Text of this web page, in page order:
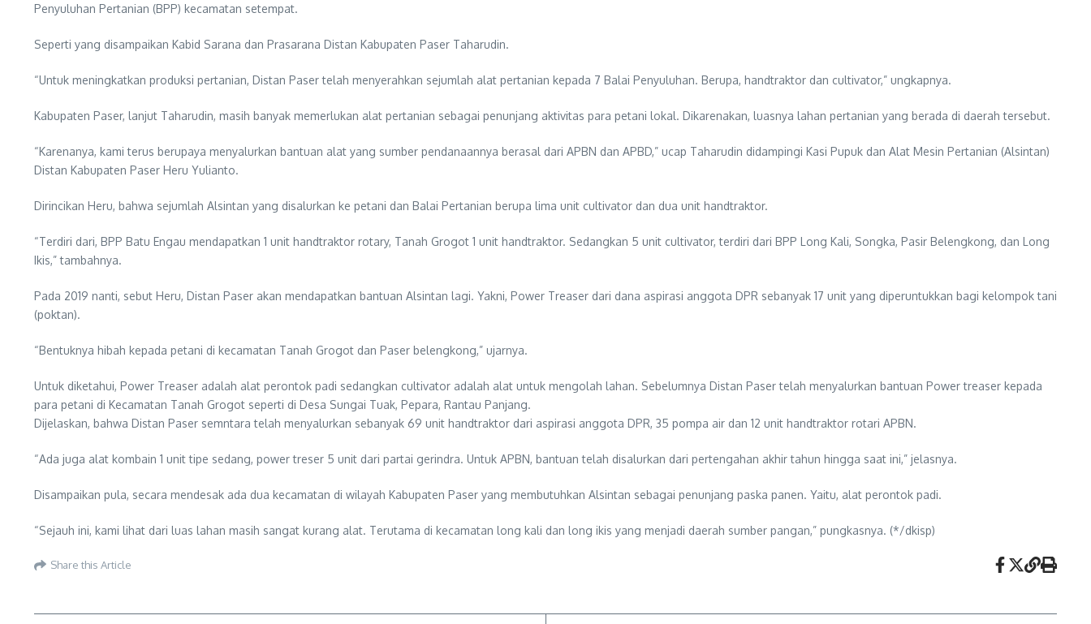
Penyuluhan Pertanian (BPP) kecamatan setempat.
Seperti yang disampaikan Kabid Sarana dan Prasarana Distan Kabupaten Paser Taharudin.
“Untuk meningkatkan produksi pertanian, Distan Paser telah menyerahkan sejumlah alat pertanian kepada 7 Balai Penyuluhan. Berupa, handtraktor dan cultivator,” ungkapnya.
Kabupaten Paser, lanjut Taharudin, masih banyak memerlukan alat pertanian sebagai penunjang aktivitas para petani lokal. Dikarenakan, luasnya lahan pertanian yang berada di daerah tersebut.
“Karenanya, kami terus berupaya menyalurkan bantuan alat yang sumber pendanaannya berasal dari APBN dan APBD,” ucap Taharudin didampingi Kasi Pupuk dan Alat Mesin Pertanian (Alsintan)
Distan Kabupaten Paser Heru Yulianto.
Dirincikan Heru, bahwa sejumlah Alsintan yang disalurkan ke petani dan Balai Pertanian berupa lima unit cultivator dan dua unit handtraktor.
“Terdiri dari, BPP Batu Engau mendapatkan 1 unit handtraktor rotary, Tanah Grogot 1 unit handtraktor. Sedangkan 5 unit cultivator, terdiri dari BPP Long Kali, Songka, Pasir Belengkong, dan Long
Ikis,” tambahnya.
Pada 2019 nanti, sebut Heru, Distan Paser akan mendapatkan bantuan Alsintan lagi. Yakni, Power Treaser dari dana aspirasi anggota DPR sebanyak 17 unit yang diperuntukkan bagi kelompok tani
(poktan).
“Bentuknya hibah kepada petani di kecamatan Tanah Grogot dan Paser belengkong,” ujarnya.
Untuk diketahui, Power Treaser adalah alat perontok padi sedangkan cultivator adalah alat untuk mengolah lahan. Sebelumnya Distan Paser telah menyalurkan bantuan Power treaser kepada
para petani di Kecamatan Tanah Grogot seperti di Desa Sungai Tuak, Pepara, Rantau Panjang.
Dijelaskan, bahwa Distan Paser semntara telah menyalurkan sebanyak 69 unit handtraktor dari aspirasi anggota DPR, 35 pompa air dan 12 unit handtraktor rotari APBN.
“Ada juga alat kombain 1 unit tipe sedang, power treser 5 unit dari partai gerindra. Untuk APBN, bantuan telah disalurkan dari pertengahan akhir tahun hingga saat ini,” jelasnya.
Disampaikan pula, secara mendesak ada dua kecamatan di wilayah Kabupaten Paser yang membutuhkan Alsintan sebagai penunjang paska panen. Yaitu, alat perontok padi.
“Sejauh ini, kami lihat dari luas lahan masih sangat kurang alat. Terutama di kecamatan long kali dan long ikis yang menjadi daerah sumber pangan,” pungkasnya. (*/dkisp)
Share this Article